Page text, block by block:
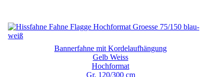
Bannerfahne mit Kordelaufhängung
Gelb Weiss
Hochformat
Gr. 120/300 cm